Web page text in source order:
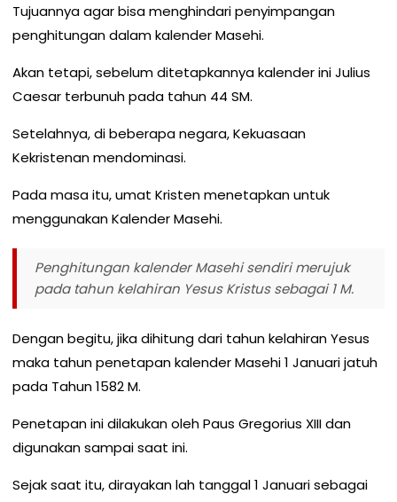
Tujuannya agar bisa menghindari penyimpangan
penghitungan dalam kalender Masehi.
Akan tetapi, sebelum ditetapkannya kalender ini Julius
Caesar terbunuh pada tahun 44 SM.
Setelahnya, di beberapa negara, Kekuasaan
Kekristenan mendominasi.
Pada masa itu, umat Kristen menetapkan untuk
menggunakan Kalender Masehi.
Penghitungan kalender Masehi sendiri merujuk
pada tahun kelahiran Yesus Kristus sebagai 1 M.
Dengan begitu, jika dihitung dari tahun kelahiran Yesus
maka tahun penetapan kalender Masehi 1 Januari jatuh
pada Tahun 1582 M.
Penetapan ini dilakukan oleh Paus Gregorius XIII dan
digunakan sampai saat ini.
Sejak saat itu, dirayakan lah tanggal 1 Januari sebagai